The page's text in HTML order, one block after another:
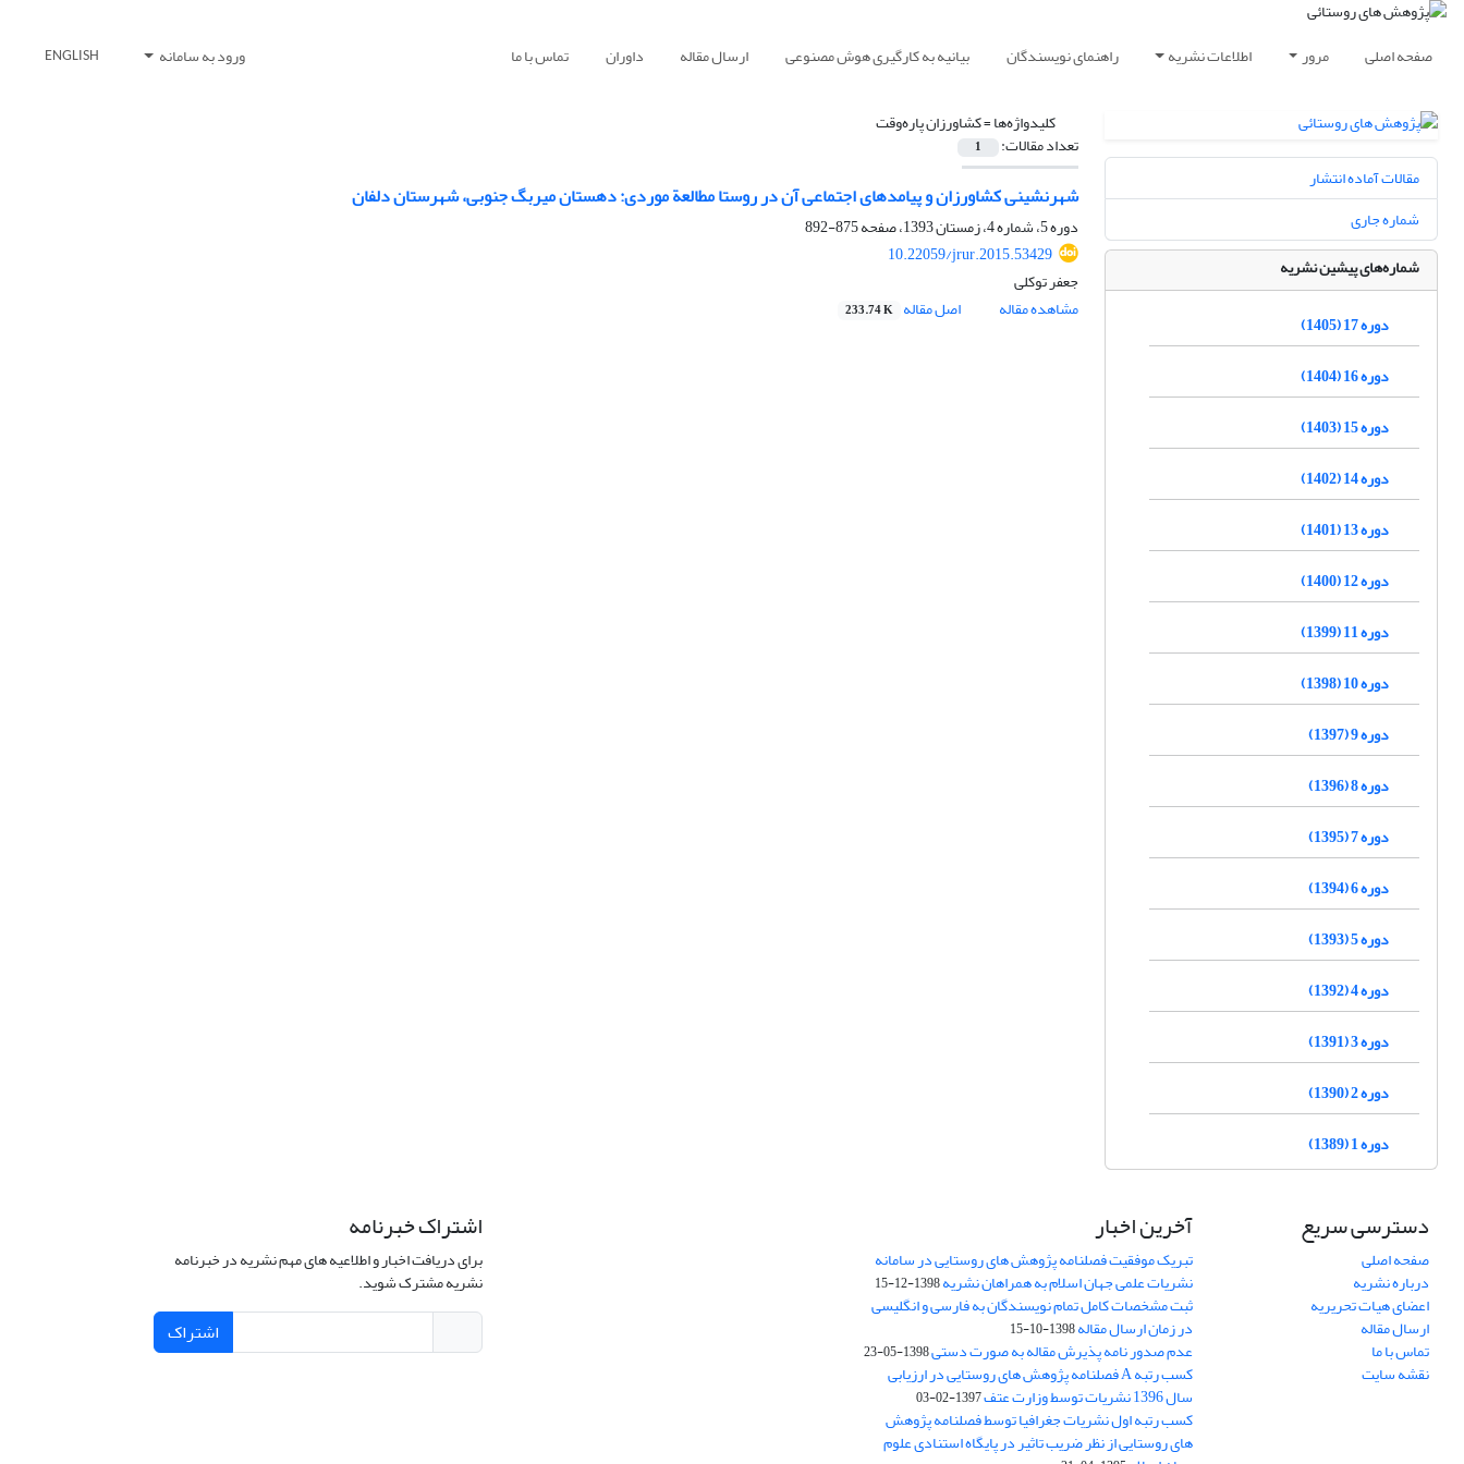
صفحه اصلی مرور اطلاعات نشریه راهنمای نویسندگان بیانیه به کارگیری هوش مصنوعی ارسال مقاله داوران تماس با ما ورود به سامانه ENGLISH
کلیدواژه‌ها =کشاورزان پاره‌وقت
تعداد مقالات: 1
شهرنشینی کشاورزان و پیامدهای اجتماعی آن در روستا مطالعة موردی: دهستان میربگ جنوبی، شهرستان دلفان
دوره 5، شماره 4، زمستان 1393، صفحه
875-892
10.22059/jrur.2015.53429
جعفر توکلی
مشاهده مقاله
اصل مقاله 233.74 K
مقالات آماده انتشار
شماره جاری
شماره‌های پیشین نشریه
دوره 17 (1405)
دوره 16 (1404)
دوره 15 (1403)
دوره 14 (1402)
دوره 13 (1401)
دوره 12 (1400)
دوره 11 (1399)
دوره 10 (1398)
دوره 9 (1397)
دوره 8 (1396)
دوره 7 (1395)
دوره 6 (1394)
دوره 5 (1393)
دوره 4 (1392)
دوره 3 (1391)
دوره 2 (1390)
دوره 1 (1389)
دسترسی سریع
صفحه اصلی
درباره نشریه
اعضای هیات تحریریه
ارسال مقاله
تماس با ما
نقشه سایت
آخرین اخبار
تبریک موفقیت فصلنامه پژوهش های روستایی در سامانه
نشریات علمی جهان اسلام به همراهان نشریه1398-12-15
ثبت مشخصات کامل تمام نویسندگان به فارسی و انگلیسی
در زمان ارسال مقاله1398-10-15
عدم صدور نامه پذیرش مقاله به صورت دستی1398-05-23
کسب رتبه A فصلنامه پژوهش های روستایی در ارزیابی
سال 1396 نشریات توسط وزارت عتف 1397-02-03
کسب رتبه اول نشریات جغرافیا توسط فصلنامه پژوهش
های روستایی از نظر ضریب تاثیر در پایگاه استنادی علوم
اشتراک خبرنامه
برای دریافت اخبار و اطلاعیه های مهم نشریه در خبرنامه
نشریه مشترک شوید.
اشتراک